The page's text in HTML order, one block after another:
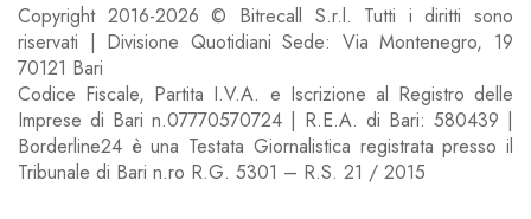
Copyright 2016-2026 © Bitrecall S.r.l. Tutti i diritti sono
riservati | Divisione Quotidiani Sede: Via Montenegro, 19
70121 Bari
Codice Fiscale, Partita I.V.A. e Iscrizione al Registro delle
Imprese di Bari n.07770570724 | R.E.A. di Bari: 580439 |
Borderline24 è una Testata Giornalistica registrata presso il
Tribunale di Bari n.ro R.G. 5301 – R.S. 21 / 2015